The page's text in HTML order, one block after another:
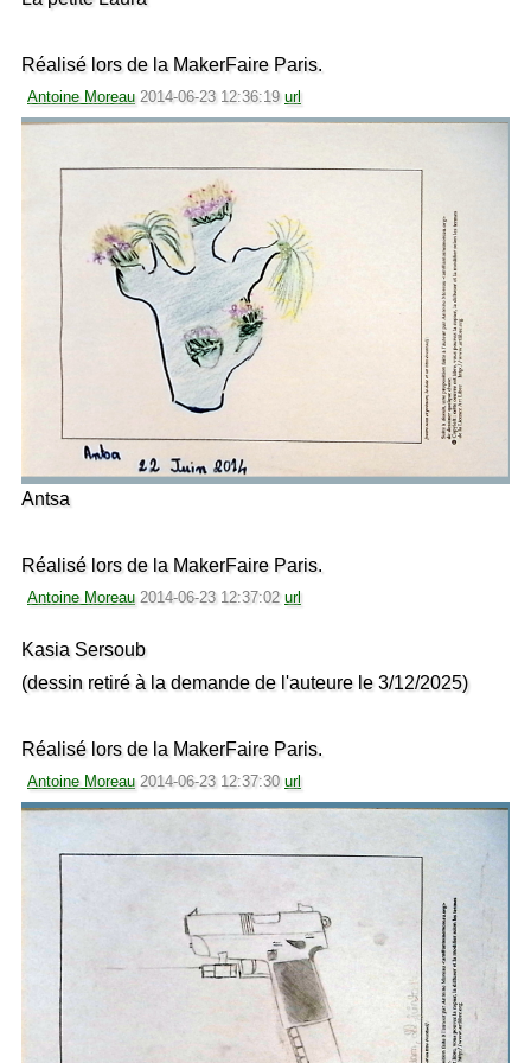
Réalisé lors de la MakerFaire Paris.
Antoine Moreau 2014-06-23 12:36:19 url
Antsa
Réalisé lors de la MakerFaire Paris.
Antoine Moreau 2014-06-23 12:37:02 url
Kasia Sersoub
(dessin retiré à la demande de l'auteure le 3/12/2025)
Réalisé lors de la MakerFaire Paris.
Antoine Moreau 2014-06-23 12:37:30 url